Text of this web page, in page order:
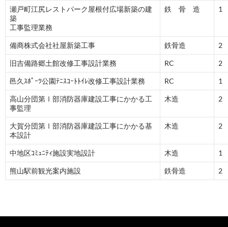
瀬戸町江尻レストパーク屋根付広場新築の建
築
工事監理業務
鉄 骨 造 1
備商株式会社社屋新築工事 鉄骨造 2
旧吉備路郷土館改修工事設計業務 RC 2
邑久ｽﾎﾟｰﾂ公園ﾃﾆｽｺｰﾄﾄｲﾚ改修工事設計業務 RC 1
高山分団第Ⅰ部消防器庫建設工事にかかる工
事監理
木造 2
大賀分団第Ⅰ部消防器庫建設工事にかかる基
本設計
木造 2
中地区ｺﾐｭﾆﾃｨ施設実地設計 木造 1
熊山駅前観光案内施設 鉄骨造 2